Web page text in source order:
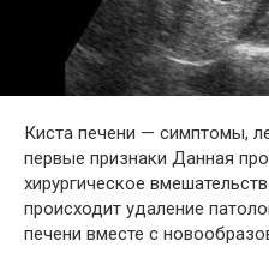
Киста печени — симптомы,
первые признаки Данная
хирургическое
происходит удаление
печени вместе с